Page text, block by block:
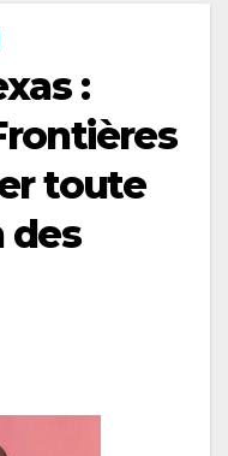
:
toute
des